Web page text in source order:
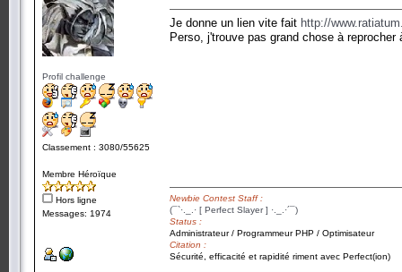
Profil challenge
Classement : 3080/55625
Membre Héroïque
Hors ligne
Messages: 1974
Je donne un lien vite fait http://
Perso, j'trouve pas grand chose à
Newbie Contest Staff :
(¯`·._.· [ Perfect Slayer ] ·._.·´¯)
Status :
Administrateur / Programmeur PHP / Optimisateur
Citation :
Sécurité, efficacité et rapidité riment avec Perfect(ion)